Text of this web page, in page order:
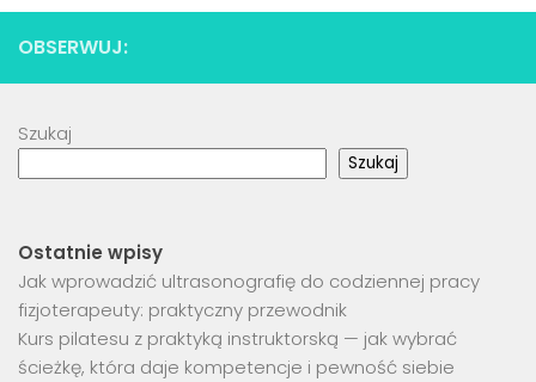
OBSERWUJ:
Szukaj
Szukaj
Ostatnie wpisy
Jak wprowadzić ultrasonografię do codziennej pracy
fizjoterapeuty: praktyczny przewodnik
Kurs pilatesu z praktyką instruktorską — jak wybrać
ścieżkę, która daje kompetencje i pewność siebie